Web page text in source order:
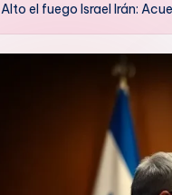
Alto el fuego Israel Irán: